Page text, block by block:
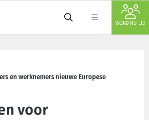
WORD NU LID
en werknemers nieuwe Europese
voor